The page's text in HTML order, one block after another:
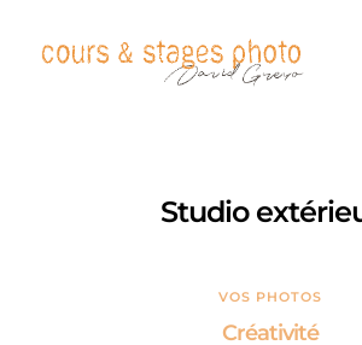
Studio
VOS PHOTOS
Créativité